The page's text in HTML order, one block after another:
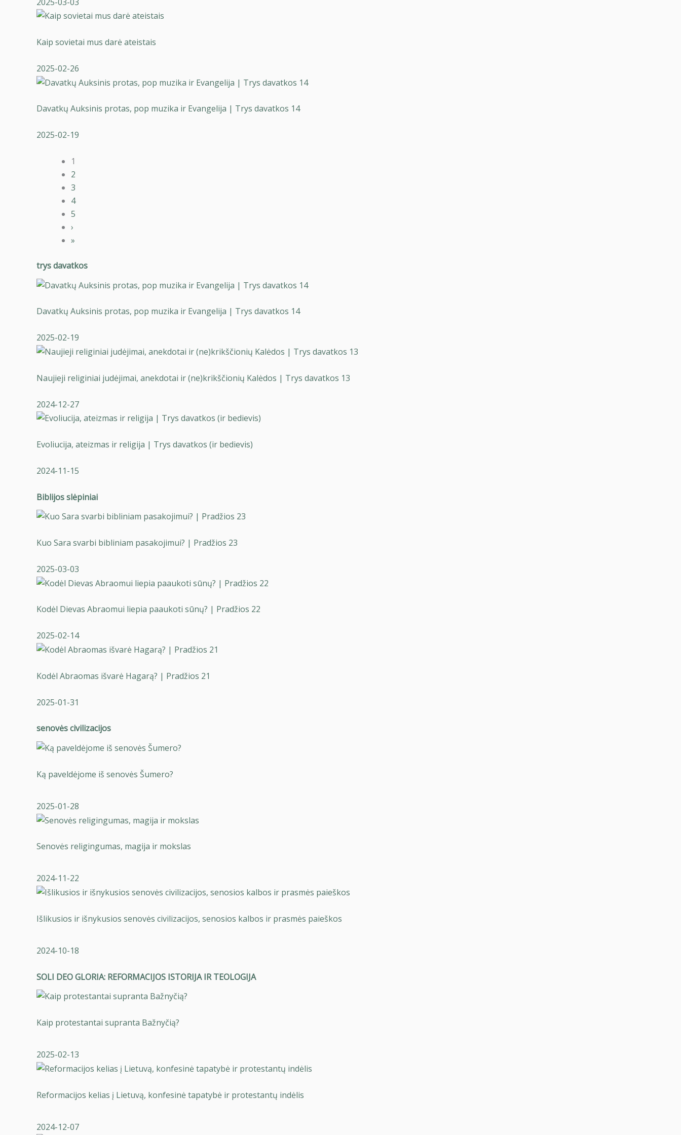
Kaip sovietai mus darė ateistais
2025-02-26
Davatkų Auksinis protas, pop muzika ir Evangelija | Trys davatkos 14
2025-02-19
1
2
3
4
5
›
»
trys davatkos
Davatkų Auksinis protas, pop muzika ir Evangelija | Trys davatkos 14
2025-02-19
Naujieji religiniai judėjimai, anekdotai ir (ne)krikščionių Kalėdos | Trys davatkos 13
2024-12-27
Evoliucija, ateizmas ir religija | Trys davatkos (ir bedievis)
2024-11-15
Biblijos slėpiniai
Kuo Sara svarbi bibliniam pasakojimui? | Pradžios 23
2025-03-03
Kodėl Dievas Abraomui liepia paaukoti sūnų? | Pradžios 22
2025-02-14
Kodėl Abraomas išvarė Hagarą? | Pradžios 21
2025-01-31
senovės civilizacijos
Ką paveldėjome iš senovės Šumero?
2025-01-28
Senovės religingumas, magija ir mokslas
2024-11-22
Išlikusios ir išnykusios senovės civilizacijos, senosios kalbos ir prasmės paieškos
2024-10-18
SOLI DEO GLORIA: REFORMACIJOS ISTORIJA IR TEOLOGIJA
Kaip protestantai supranta Bažnyčią?
2025-02-13
Reformacijos kelias į Lietuvą, konfesinė tapatybė ir protestantų indėlis
2024-12-07